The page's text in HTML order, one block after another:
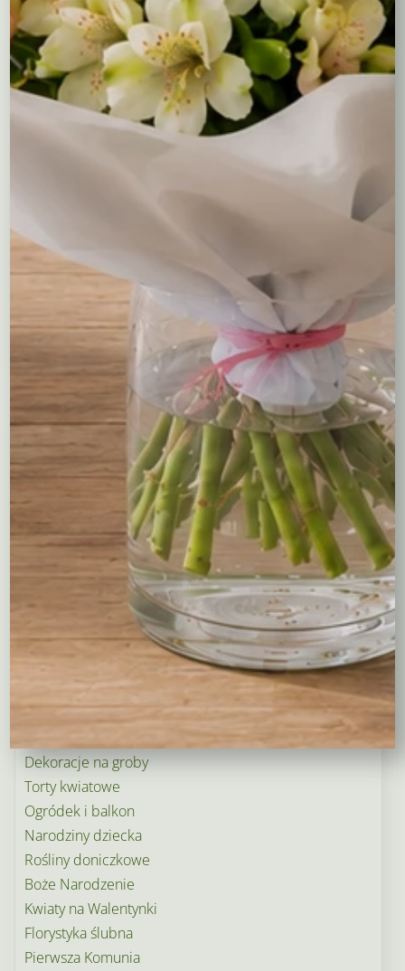
Niedostepny
92,00zł
Czytaj dalej
Niedostepny
75,00
Czytaj dalej
Kompozycje
Bukiety okolicznościowe
Kreatory bukietów
Flower boxy – kwiaty w pudełkach
Kosze kwiatowe
Tulipany
Kosze upominkowe
Wianki na wieczory panieńskie i nie tylko…
Wielkanoc
Dekoracje na groby
Torty kwiatowe
Ogródek i balkon
Narodziny dziecka
Rośliny doniczkowe
Boże Narodzenie
Kwiaty na Walentynki
Florystyka ślubna
Pierwsza Komunia